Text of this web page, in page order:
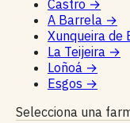
Castro →
A Barrela →
Xunqueira de
La Teijeira →
Loñoá →
Esgos →
Selecciona una